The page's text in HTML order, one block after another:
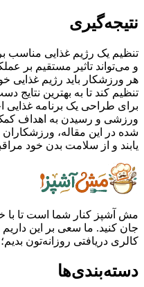
نتیجه‌گیری
تنظیم یک رژیم غذایی مناسب
و می‌تواند تاثیر مستقیم بر
هر ورزشکار باید رژیم غذایی
تنظیم کند تا به بهترین نتایج
برای طراحی یک برنامه غذایی
ورزشی و رسیدن به اهداف کمک
شده در این مقاله،
یابند و از سلامت بدن خود
مش آشپز کنار شما است تا با
جان کنید. ما سعی بر این
کالری دریافتی روزانه‌تون بدیم؛
دسته‌بندی‌ها